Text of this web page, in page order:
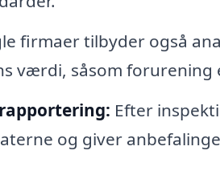
firmaer tilbyder også
værdi, såsom forurening
Efter
og giver